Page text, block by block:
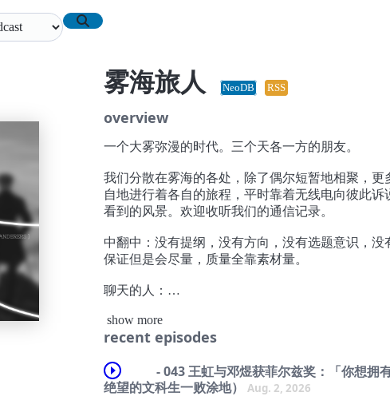
雾海旅人 NeoDB
RSS
overview
一个大雾弥漫的时代。三个天各一方的朋友。
我们分散在雾海的各处，除了偶尔短暂地相聚，更
自地进行着各自的旅程，平时靠着无线电向彼此诉
看到的风景。欢迎收听我们的通信记录。
中翻中：没有提纲，没有方向，没有选题意识，没
保证但是会尽量，质量全靠素材量。
聊天的人：
小海：写过新闻，做过翻译，搞过艺术，开过餐厅
电站。现在正在学习如何做一名骄傲的得克萨斯老
播客封面设计：二氧化呔
show more
recent episodes
- 043 王虹与邓煜获菲尔兹奖：「你想拥
绝望的文科生一败涂地）
Aug. 2, 2026